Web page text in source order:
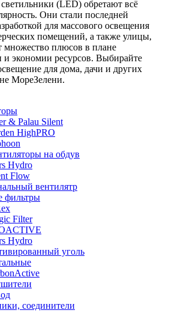
(LED) обретают всё
Они стали последней
для массового освещения
помещений, а также улицы,
множество плюсов в плане
и экономии ресурсов. Выбирайте
для дома, дачи и других
МореЗелени.
& Palau Silent
HighPRO
на обдув
Hydro
Flow
вентилятр
фильтры
Filter
Hydro
уголь
соединители